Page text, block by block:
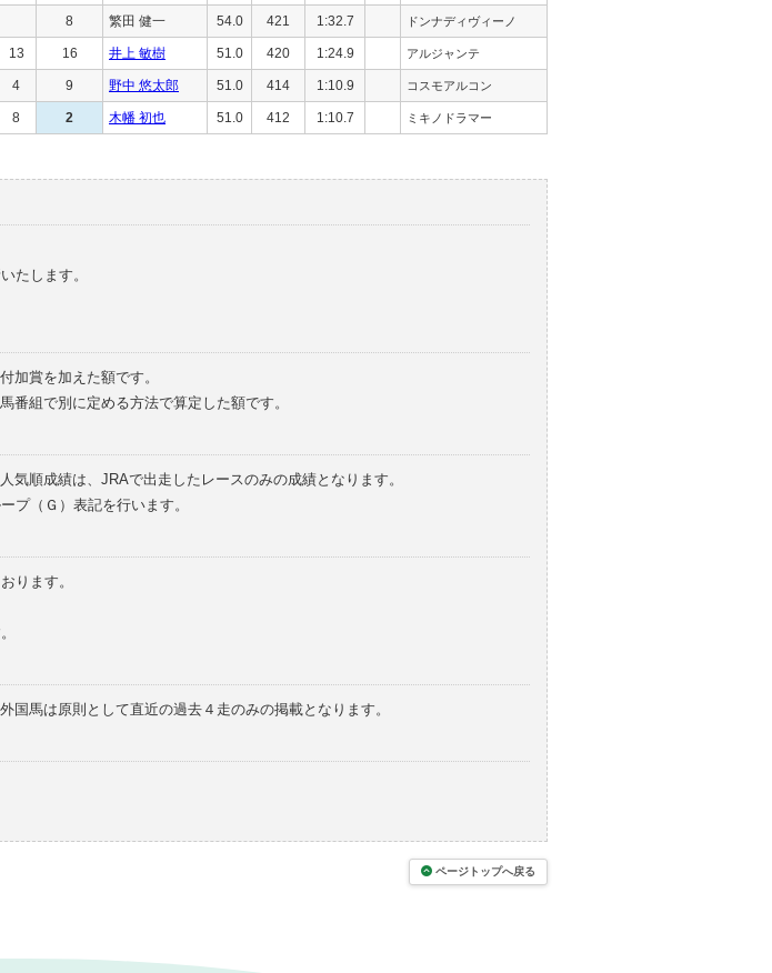
8 繁田 健一 54.0 421 1:32.7 ドンナディヴィーノ
13 16 井上 敏樹 51.0 420 1:24.9 アルジャンテ
4 9 野中 悠太郎 51.0 414 1:10.9 コスモアルコン
8 2 木幡 初也 51.0 412 1:10.7 ミキノドラマー
たします。
加賞を加えた額です。
番組で別に定める方法で算定した額です。
順成績は、JRAで出走したレースのみの成績となります。
プ（Ｇ）表記を行います。
ります。
馬は原則として直近の過去４走のみの掲載となります。
ページトップへ戻る